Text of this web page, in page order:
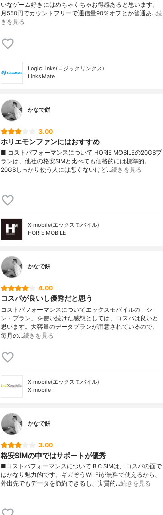
いなゲーム好きにはめちゃくちゃお得感あると思います。
月550円でカウントフリーで通信量90％オフとか普通あ…続
きを見る
LogicLinks(ロジックリンクス)
LinksMate
かなで餅
3.00
ホリエモンファンにはおすすめ
■ コストパフォーマンスについて HORIE MOBILEの20GBプ
ランは、他社の格安SIMと比べても価格的には標準的。
20GBしっかり使う人には悪くないけど…続きを見る
X-mobile(エックスモバイル)
HORIE MOBILE
かなで餅
4.00
コスパが良いし優秀だと思う
コストパフォーマンスについてエックスモバイルの「シ
ン・プラン」を使い続けた感想としては、コスパは良いと
思います。大容量のデータプランが用意されているので、
毎月の…続きを見る
X-mobile(エックスモバイル)
X-mobile
かなで餅
3.00
格安SIMの中ではサポートが優秀
■コストパフォーマンスについて BIC SIMは、コスパの面で
はかなり魅力的です。ギガぞうWi-Fiが無料で使えるから、
外出先でもデータを節約できるし、実質的…続きを見る